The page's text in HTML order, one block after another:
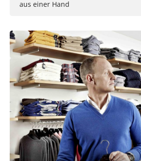
aus einer Hand